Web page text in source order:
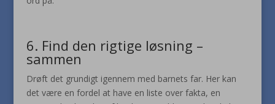
6. Find den rigtige løsning –
sammen
Drøft det grundigt igennem med barnets far. Her kan
det være en fordel at have en liste over fakta, en